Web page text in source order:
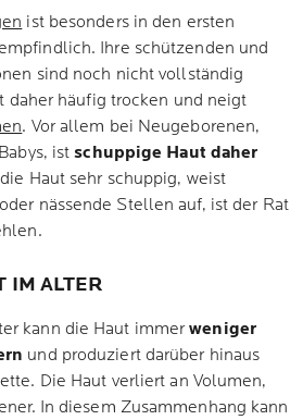
ist besonders in den ersten
Ihre schützenden und
sind noch nicht vollständig
daher häufig trocken und neigt
. Vor allem bei Neugeborenen,
istschuppige Haut daher
Haut sehr schuppig, weist
nässende Stellen auf, ist der Rat
IM ALTER
kann die Haut immerweniger
und produziert darüber hinaus
Die Haut verliert an Volumen,
In diesem Zusammenhang kann